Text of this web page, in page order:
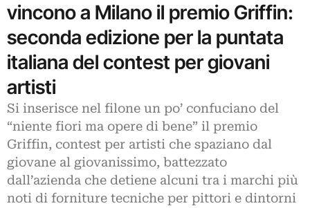
vincono a Milano il premio Griffin:
seconda edizione per la puntata
italiana del contest per giovani
artisti
Si inserisce nel filone un po’ confuciano del
“niente fiori ma opere di bene” il premio
Griffin, contest per artisti che spaziano dal
giovane al giovanissimo, battezzato
dall’azienda che detiene alcuni tra i marchi più
noti di forniture tecniche per pittori e dintorni